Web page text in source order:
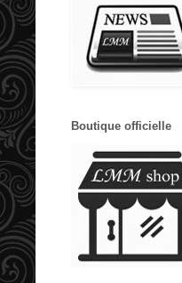
Boutique officielle